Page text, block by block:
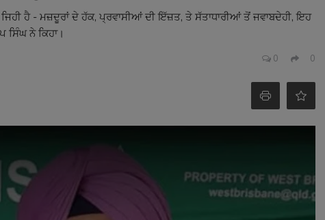
ਹੈ - ਮਜ਼ਦੂਰਾਂ ਦੇ ਹੱਕ, ਪ੍ਰਵਾਸੀਆਂ ਦੀ ਇੱਜ਼ਤ, ਤੇ ਸੱਤਾਧਾਰੀਆਂ ਤੋਂ ਜਵਾਬਦੇਹੀ, ਇਹ
ਸਿੰਘ ਨੇ ਕਿਹਾ।
0 0